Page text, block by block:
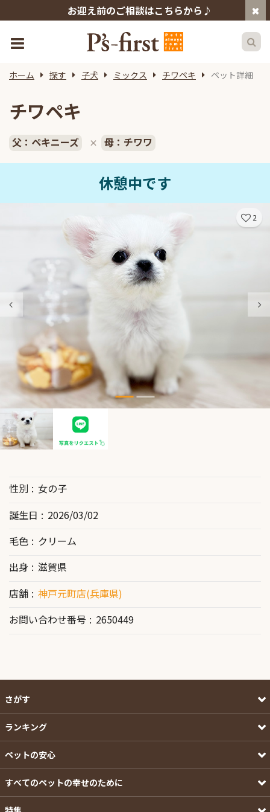
お迎え前のご相談はこちらから♪
ホーム 探す 子犬 ミックス チワペキ ペット詳細
チワペキ
父：ペキニーズ × 母：チワワ
休憩中です
2
性別
女の子
誕生日
2026/03/02
毛色
クリーム
出身
滋賀県
店舗
神戸元町店(兵庫県)
お問い合わせ番号
2650449
さがす
ランキング
ペットの安心
すべてのペットの幸せのために